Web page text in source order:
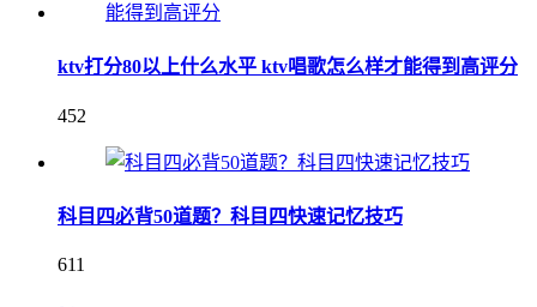
ktv打分80以上什么水平 ktv唱歌怎么样才能得到高评分
452
科目四必背50道题？科目四快速记忆技巧
611